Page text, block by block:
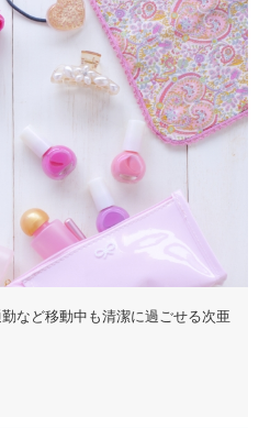
など移動中も清潔に過ごせる次亜